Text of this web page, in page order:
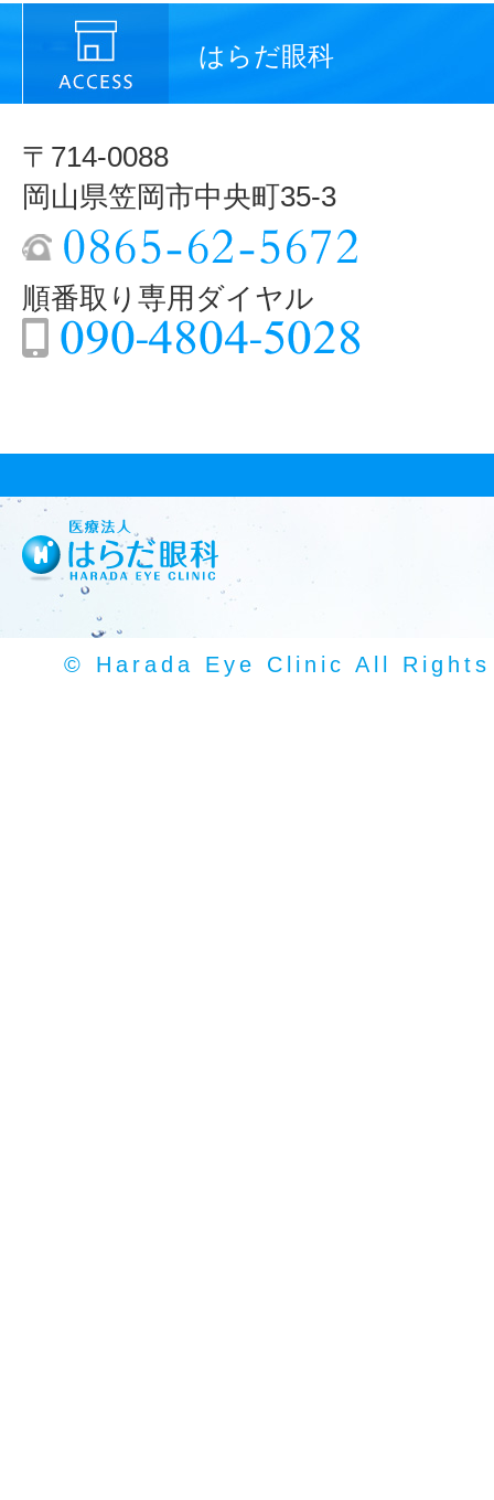
はらだ眼科
〒714-0088
岡山県笠岡市中央町35-3
順番取り専用ダイヤル
© Harada Eye Clinic All